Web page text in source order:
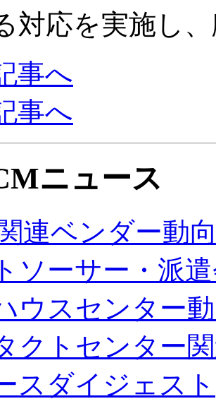
対応を実施し
事へ
事へ
ニュース
連ベンダー動
ソーサー・派
ウスセンター
クトセンター
スダイジェスト